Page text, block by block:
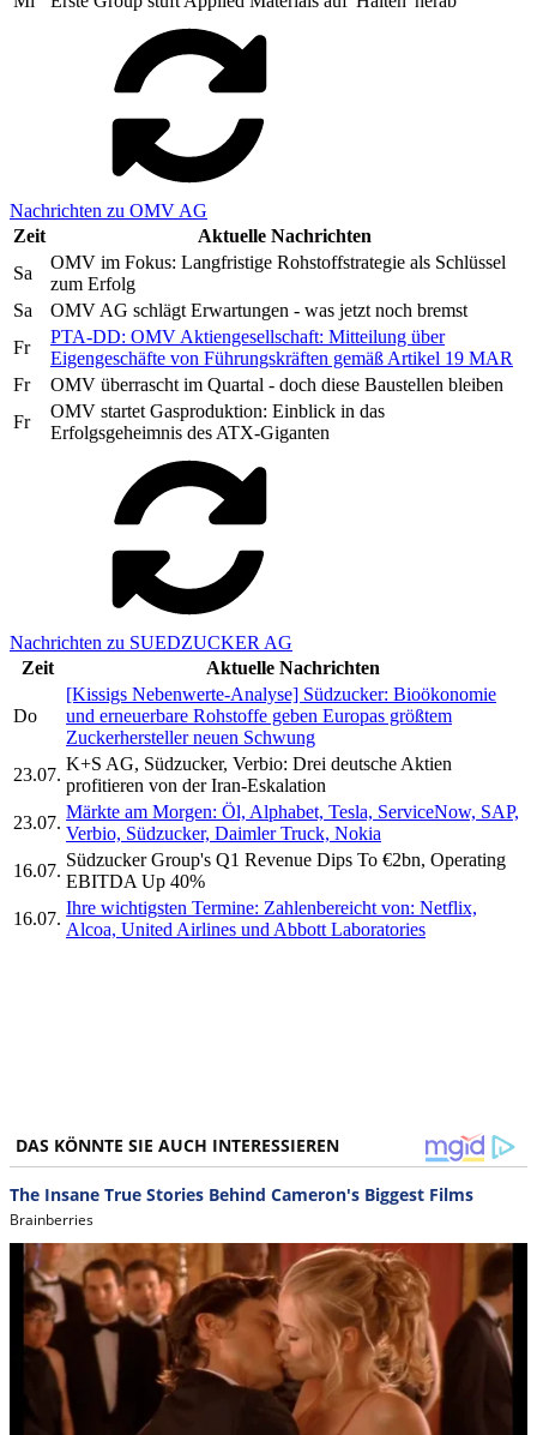
Nachrichten zu OMV AG
Zeit
Aktuelle Nachrichten
Sa
OMV im Fokus: Langfristige Rohstoffstrategie als Schlüssel
zum Erfolg
Sa
OMV AG schlägt Erwartungen - was jetzt noch bremst
Fr
PTA-DD: OMV Aktiengesellschaft: Mitteilung über
Eigengeschäfte von Führungskräften gemäß Artikel 19 MAR
Fr
OMV überrascht im Quartal - doch diese Baustellen bleiben
Fr
OMV startet Gasproduktion: Einblick in das
Erfolgsgeheimnis des ATX-Giganten
Nachrichten zu SUEDZUCKER AG
Zeit
Aktuelle Nachrichten
Do
[Kissigs Nebenwerte-Analyse] Südzucker: Bioökonomie
und erneuerbare Rohstoffe geben Europas größtem
Zuckerhersteller neuen Schwung
23.07.
K+S AG, Südzucker, Verbio: Drei deutsche Aktien
profitieren von der Iran-Eskalation
23.07.
Märkte am Morgen: Öl, Alphabet, Tesla, ServiceNow, SAP,
Verbio, Südzucker, Daimler Truck, Nokia
16.07.
Südzucker Group's Q1 Revenue Dips To €2bn, Operating
EBITDA Up 40%
16.07.
Ihre wichtigsten Termine: Zahlenbereicht von: Netflix,
Alcoa, United Airlines und Abbott Laboratories